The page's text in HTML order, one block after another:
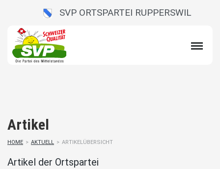
SVP ORTSPARTEI RUPPERSWIL
Artikel
HOME > AKTUELL > ARTIKELÜBERSICHT
Artikel der Ortspartei